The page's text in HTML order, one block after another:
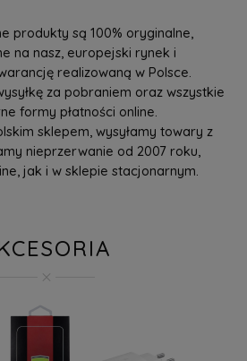
produkty są 100% oryginalne,
na nasz, europejski rynek i
realizowaną w Polsce.
za pobraniem oraz wszystkie
formy płatności online.
sklepem, wysyłamy towary z
nieprzerwanie od 2007 roku,
jak i w sklepie stacjonarnym.